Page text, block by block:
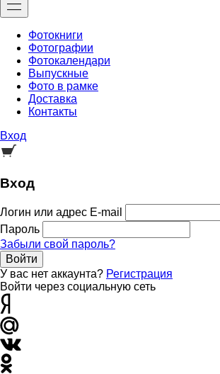
Фотокниги
Фотографии
Фотокалендари
Выпускные
Фото в рамке
Доставка
Контакты
Вход
Вход
Логин или адрес E-mail
Пароль
Забыли свой пароль?
Войти
У вас нет аккаунта? Регистрация
Войти через социальную сеть